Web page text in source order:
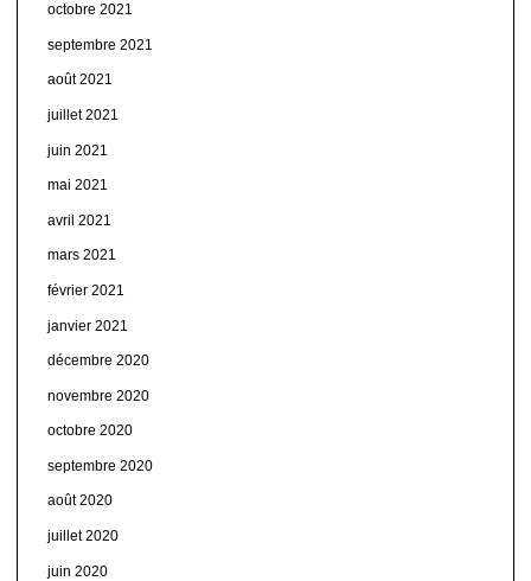
octobre 2021
septembre 2021
août 2021
juillet 2021
juin 2021
mai 2021
avril 2021
mars 2021
février 2021
janvier 2021
décembre 2020
novembre 2020
octobre 2020
septembre 2020
août 2020
juillet 2020
juin 2020